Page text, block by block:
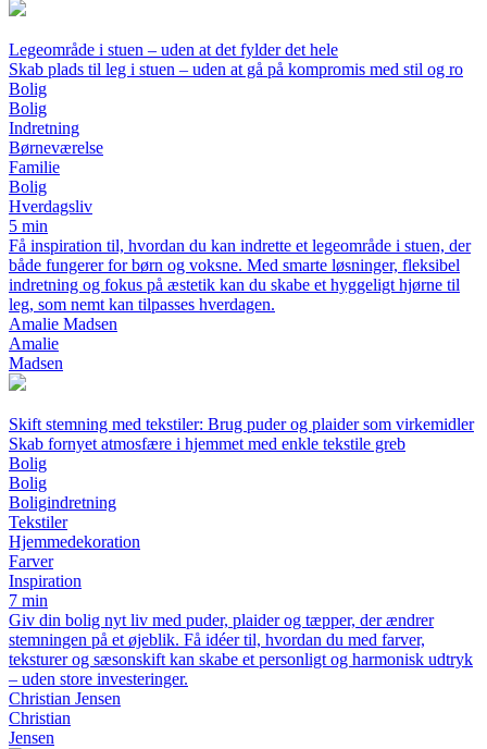
Legeområde i stuen – uden at det fylder det hele
Skab plads til leg i stuen – uden at gå på kompromis med stil og ro
Bolig
Bolig
Indretning
Børneværelse
Familie
Bolig
Hverdagsliv
5 min
Få inspiration til, hvordan du kan indrette et legeområde i stuen, der
både fungerer for børn og voksne. Med smarte løsninger, fleksibel
indretning og fokus på æstetik kan du skabe et hyggeligt hjørne til
leg, som nemt kan tilpasses hverdagen.
Amalie Madsen
Amalie
Madsen
Skift stemning med tekstiler: Brug puder og plaider som virkemidler
Skab fornyet atmosfære i hjemmet med enkle tekstile greb
Bolig
Bolig
Boligindretning
Tekstiler
Hjemmedekoration
Farver
Inspiration
7 min
Giv din bolig nyt liv med puder, plaider og tæpper, der ændrer
stemningen på et øjeblik. Få idéer til, hvordan du med farver,
teksturer og sæsonskift kan skabe et personligt og harmonisk udtryk
– uden store investeringer.
Christian Jensen
Christian
Jensen